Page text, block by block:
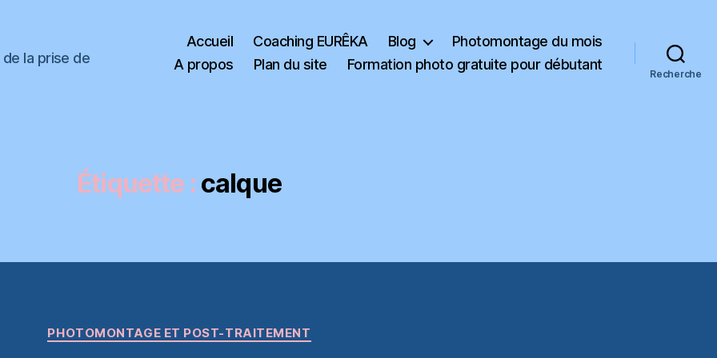
la prise de
Accueil Coaching EURÊKA Blog
Photomontage du mois
A propos
Plan du site Formation photo gratuite pour débutant
Recherche
Étiquette : calque
Catégories
PHOTOMONTAGE ET POST-TRAITEMENT